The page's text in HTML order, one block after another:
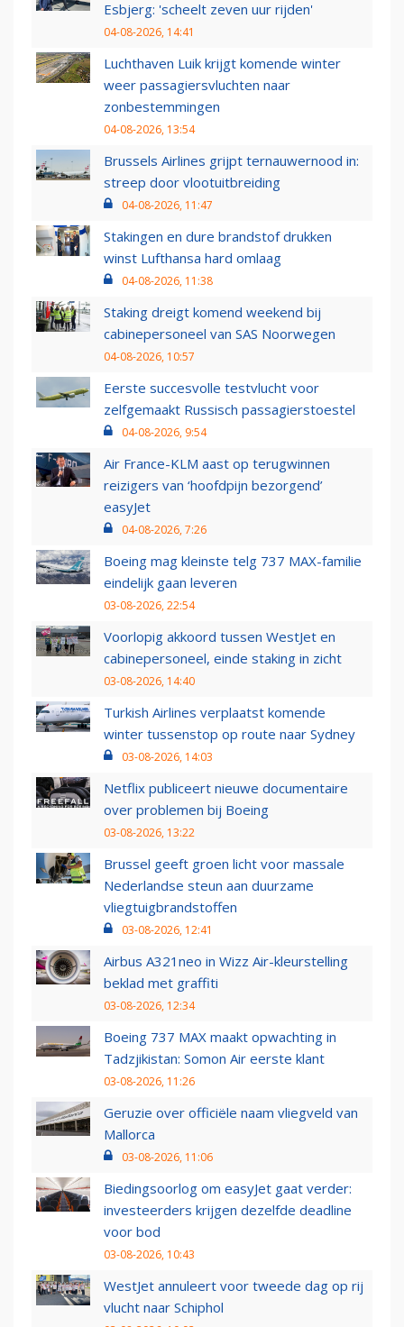
Esbjerg: 'scheelt zeven uur rijden'
04-08-2026, 14:41
Luchthaven Luik krijgt komende winter
weer passagiersvluchten naar
zonbestemmingen
04-08-2026, 13:54
Brussels Airlines grijpt ternauwernood in:
streep door vlootuitbreiding
04-08-2026, 11:47
Stakingen en dure brandstof drukken
winst Lufthansa hard omlaag
04-08-2026, 11:38
Staking dreigt komend weekend bij
cabinepersoneel van SAS Noorwegen
04-08-2026, 10:57
Eerste succesvolle testvlucht voor
zelfgemaakt Russisch passagierstoestel
04-08-2026, 9:54
Air France-KLM aast op terugwinnen
reizigers van ‘hoofdpijn bezorgend’
easyJet
04-08-2026, 7:26
Boeing mag kleinste telg 737 MAX-familie
eindelijk gaan leveren
03-08-2026, 22:54
Voorlopig akkoord tussen WestJet en
cabinepersoneel, einde staking in zicht
03-08-2026, 14:40
Turkish Airlines verplaatst komende
winter tussenstop op route naar Sydney
03-08-2026, 14:03
Netflix publiceert nieuwe documentaire
over problemen bij Boeing
03-08-2026, 13:22
Brussel geeft groen licht voor massale
Nederlandse steun aan duurzame
vliegtuigbrandstoffen
03-08-2026, 12:41
Airbus A321neo in Wizz Air-kleurstelling
beklad met graffiti
03-08-2026, 12:34
Boeing 737 MAX maakt opwachting in
Tadzjikistan: Somon Air eerste klant
03-08-2026, 11:26
Geruzie over officiële naam vliegveld van
Mallorca
03-08-2026, 11:06
Biedingsoorlog om easyJet gaat verder:
investeerders krijgen dezelfde deadline
voor bod
03-08-2026, 10:43
WestJet annuleert voor tweede dag op rij
vlucht naar Schiphol